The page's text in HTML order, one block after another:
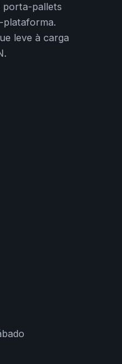
porta-pallets
plataforma.
leve à carga